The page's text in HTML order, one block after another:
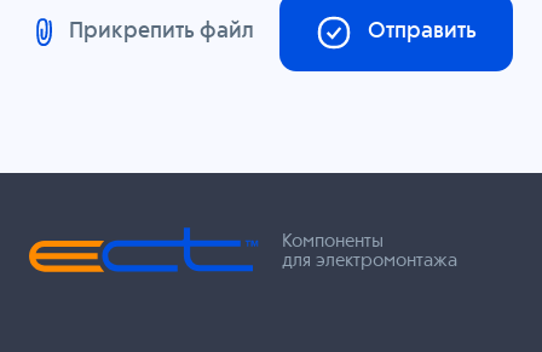
Прикрепить файл Отправить
Компоненты
для электромонтажа